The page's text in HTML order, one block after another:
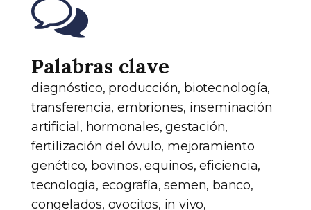
Palabras clave
diagnóstico, producción, biotecnología,
transferencia, embriones, inseminación
artificial, hormonales, gestación,
fertilización del óvulo, mejoramiento
genético, bovinos, equinos, eficiencia,
tecnología, ecografía, semen, banco,
congelados, ovocitos, in vivo,